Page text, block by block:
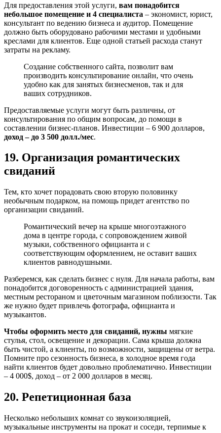
Для предоставления этой услуги, вам понадобится
небольшое помещение и 4 специалиста – экономист, юрист,
консультант по ведению бизнеса и аудитор. Помещение
должно быть оборудовано рабочими местами и удобными
креслами для клиентов. Еще одной статьей расхода станут
затраты на рекламу.
Создание собственного сайта, позволит вам
производить консультирование онлайн, что очень
удобно как для занятых бизнесменов, так и для
ваших сотрудников.
Предоставляемые услуги могут быть различны, от
консультирования по общим вопросам, до помощи в
составлении бизнес-планов. Инвестиции – 6 900 долларов,
доход – до 3 500 долл./мес.
19. Организация романтических
свиданий
Тем, кто хочет порадовать свою вторую половинку
необычным подарком, на помощь придет агентство по
организации свиданий.
Романтический вечер на крыше многоэтажного
дома в центре города, с сопровождением живой
музыки, собственного официанта и с
соответствующим оформлением, не оставит ваших
клиентов равнодушными.
Разберемся, как сделать бизнес с нуля. Для начала работы, вам
понадобится договоренность с администрацией здания,
местным рестораном и цветочным магазином поблизости. Так
же нужно будет привлечь фотографа, официанта и
музыкантов.
Чтобы оформить место для свиданий, нужны мягкие
стулья, стол, освещение и декорации. Сама крыша должна
быть чистой, а клиенты, по возможности, защищены от ветра.
Помните про сезонность бизнеса, в холодное время года
найти клиентов будет довольно проблематично. Инвестиции
– 4 000$, доход – от 2 000 долларов в месяц.
20. Репетиционная база
Несколько небольших комнат со звукоизоляцией,
музыкальные инструменты на прокат и соседи, терпимые к